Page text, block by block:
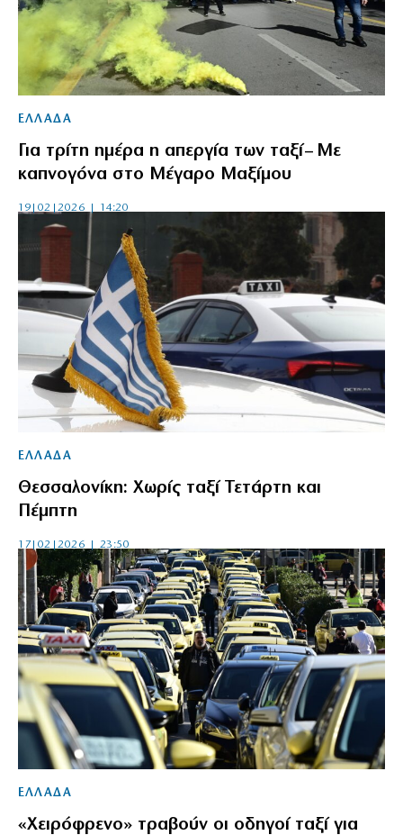
ΕΛΛΑΔΑ
Για τρίτη ημέρα η απεργία των ταξί– Με
καπνογόνα στο Μέγαρο Μαξίμου
19|02|2026 | 14:20
ΕΛΛΑΔΑ
Θεσσαλονίκη: Χωρίς ταξί Τετάρτη και
Πέμπτη
17|02|2026 | 23:50
ΕΛΛΑΔΑ
«Χειρόφρενο» τραβούν οι οδηγοί ταξί για